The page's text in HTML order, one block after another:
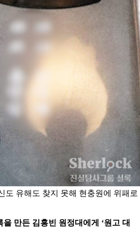
도 유해도 찾지 못해 현충원에 위패로
만든 김홍빈 원정대에게 ‘원고 대